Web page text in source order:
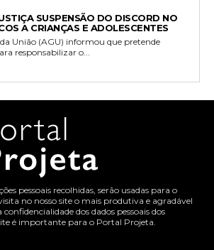
SUSPENSÃO DO DISCORD NO
A CRIANÇAS E ADOLESCENTES
União (AGU) informou que pretende
responsabilizar o...
pessoais recolhidas, serão usadas para o
no nosso site o mais produtiva e agradável
dos dados pessoais dos
é importante para o Portal Projeta.